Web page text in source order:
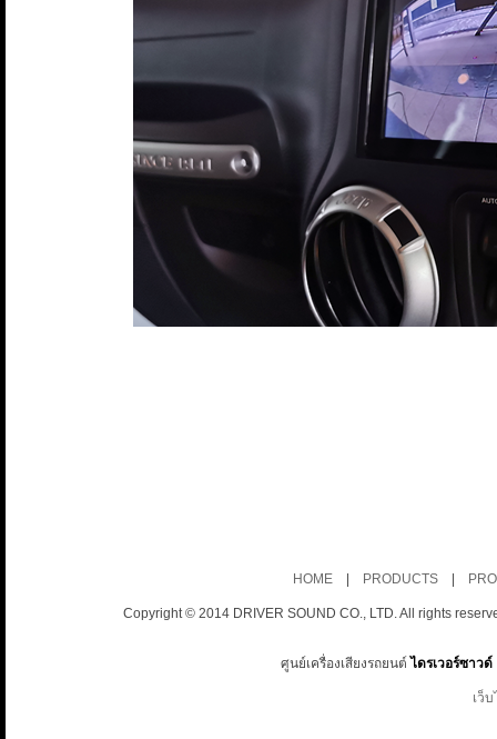
HOME| PRODUCTS|
Copyright © 2014 DRIVER SOUND CO., LTD. All rights
ศูนย์เครื่องเสียงรถยนต์ ไดรเวอร์ซาวด์
เว็